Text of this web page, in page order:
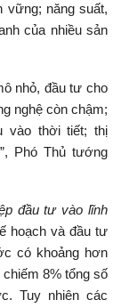
vững; năng suất,
của nhiều sản
nhỏ, đầu tư cho
nghệ còn chậm;
vào thời tiết; thị
Phó Thủ tướng
đầu tư vào lĩnh
hoạch và đầu tư
có khoảng hơn
8% tổng số
Tuy nhiên các